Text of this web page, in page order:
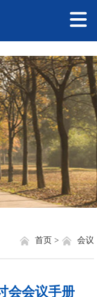
会议
首页 >
会会议手册